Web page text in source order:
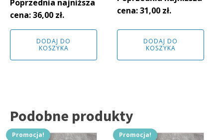
wynosiła:
40,00 zł.
wynosi:
36,00 zł.
Poprzednia najniższa
cena:36,00 zł.
DODAJ DO
KOSZYKA
wynosiła:
34,00 zł.
wynosi:
31,00 zł.
cena:31,00 zł.
DODAJ DO
KOSZYKA
Podobne produkty
Promocja! Promocja!